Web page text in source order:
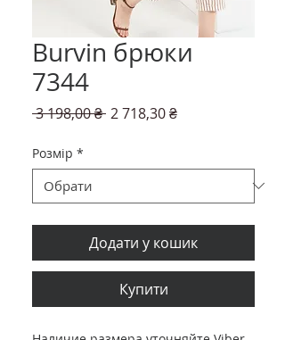
Burvin брюки
7344
3 198,00 ₴ Звичайна
2 718,30 ₴За
Розмір *
Додати у кошик
Купити